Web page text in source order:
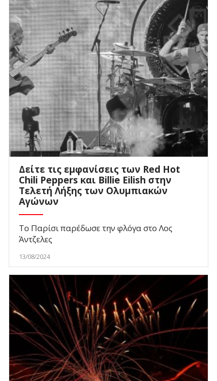
Δείτε τις εμφανίσεις των Red Hot
Chili Peppers και Billie Eilish στην
Τελετή Λήξης των Ολυμπιακών
Αγώνων
Το Παρίσι παρέδωσε την φλόγα στο Λος
Άντζελες
13/08/2024